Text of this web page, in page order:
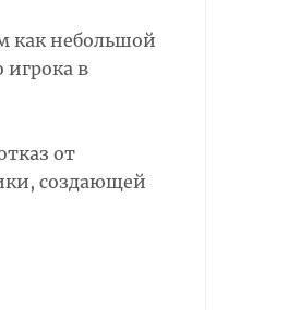
как небольшой
игрока в
от
создающей